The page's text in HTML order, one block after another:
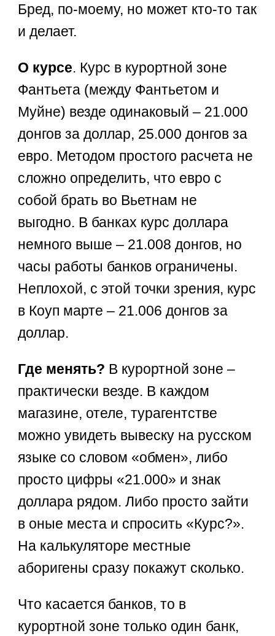
Бред, по-моему, но может кто-то так
и делает.
О курсе. Курс в курортной зоне
Фантьета (между Фантьетом и
Муйне) везде одинаковый – 21.000
донгов за доллар, 25.000 донгов за
евро. Методом простого расчета не
сложно определить, что евро с
собой брать во Вьетнам не
выгодно. В банках курс доллара
немного выше – 21.008 донгов, но
часы работы банков ограничены.
Неплохой, с этой точки зрения, курс
в Коуп марте – 21.006 донгов за
доллар.
Где менять? В курортной зоне –
практически везде. В каждом
магазине, отеле, турагентстве
можно увидеть вывеску на русском
языке со словом «обмен», либо
просто цифры «21.000» и знак
доллара рядом. Либо просто зайти
в оные места и спросить «Курс?».
На калькуляторе местные
аборигены сразу покажут сколько.
Что касается банков, то в
курортной зоне только один банк,